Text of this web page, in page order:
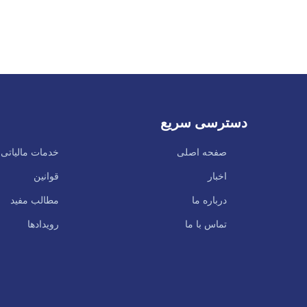
دسترسی سریع
خدمات مالیاتی صفحه اصلی
قوانین اخبار
مطالب مفید درباره ما
رویدادها تماس با ما